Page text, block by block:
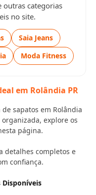
outras categorias
no site.
Saia Jeans
Moda Fitness
em Rolândia PR
sapatos em Rolândia
explore os
página.
detalhes completos e
confiança.